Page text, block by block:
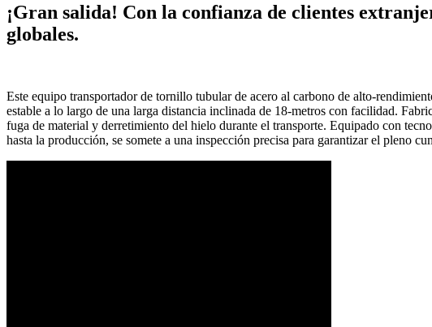
¡Gran salida! Con la confianza de clientes
globales.
Este equipo transportador de tornillo tubular de acero al carbono de alto-
estable a lo largo de una larga distancia inclinada de 18-metros con facilidad.
fuga de material y derretimiento del hielo durante el transporte. Equipado con
hasta la producción, se somete a una inspección precisa para garantizar el pleno